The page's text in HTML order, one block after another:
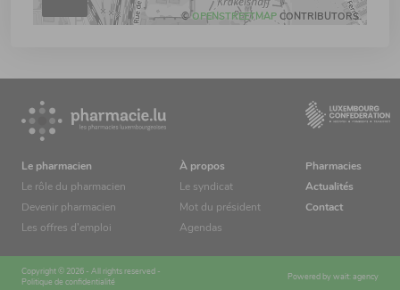
©OPENSTREETMAP CONTRIBUTORS.
Le pharmacien
Le rôle du pharmacien
Devenir pharmacien
Les offres d’emploi
À propos
Le syndicat
Mot du président
Agendas
Pharmacies
Actualités
Contact
Copyright © 2026 - All rights reserved -
Politique de confidentialité
Powered by wait: agency